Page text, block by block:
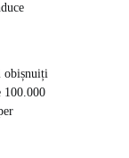
obișnuiți
100.000